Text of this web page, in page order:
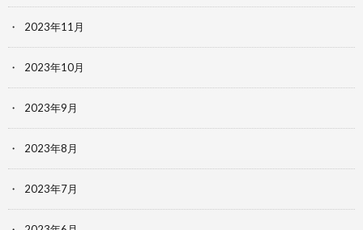
2023年11月
2023年10月
2023年9月
2023年8月
2023年7月